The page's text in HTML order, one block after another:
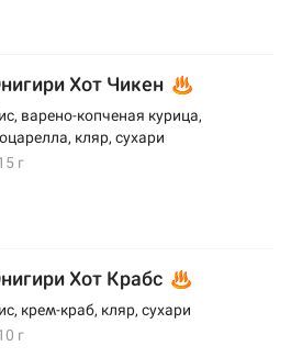
Хот Чикен
варено-копченая курица,
кляр, сухари
г
Хот Крабс
крем-краб, кляр, сухари
г